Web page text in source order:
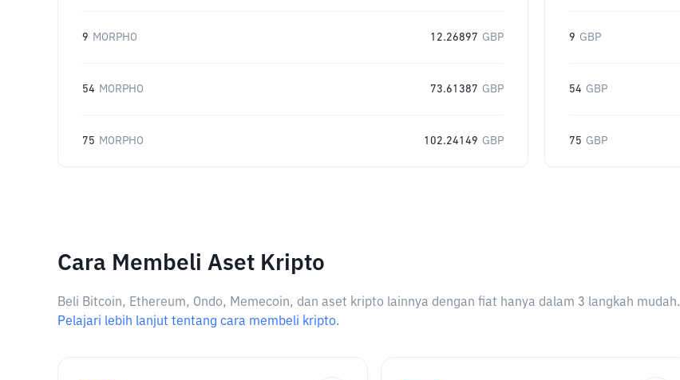
9 MORPHO 12.26897 GBP
54 MORPHO 73.61387 GBP
75 MORPHO 102.24149 GBP
9 GBP
54 GBP
75 GBP
Cara Membeli Aset Kripto
Beli Bitcoin, Ethereum, Ondo, Memecoin, dan aset kripto lainnya dengan fiat hanya dalam 3 langkah mudah.
Pelajari lebih lanjut tentang cara membeli kripto.